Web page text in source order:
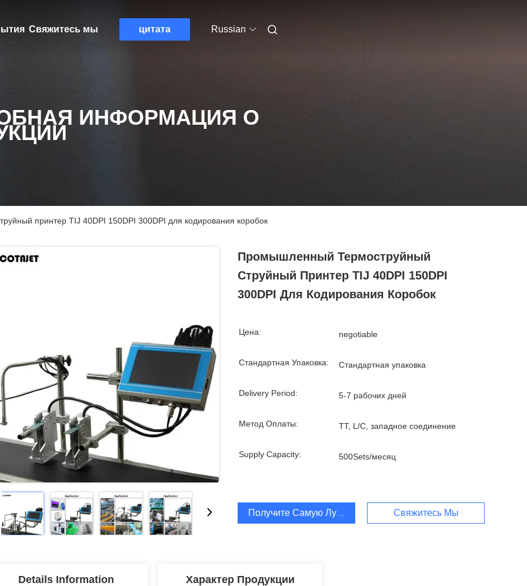
Свяжитесь мы цитата Russian
ИНФОРМАЦИЯ О
принтер TIJ 40DPI 150DPI 300DPI для кодирования коробок
Промышленный Термоструйный
Струйный Принтер TIJ 40DPI 150DPI
300DPI Для Кодирования Коробок
Цена: negotiable
Стандартная Упаковка: Стандартная упаковка
Delivery Period: 5-7 рабочих дней
Метод Оплаты: TT, L/C, западное соединение
Supply Capacity: 500Sets/месяц
Получите Самую Лучшую Цену Свяжитесь Мы
Details Information Характер Продукции